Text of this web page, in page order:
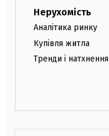
Нерухомість
Аналітика ринку
Купівля житла
Тренди і натхнення